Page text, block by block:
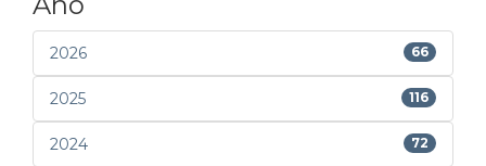
2026 66
2025 116
2024 72